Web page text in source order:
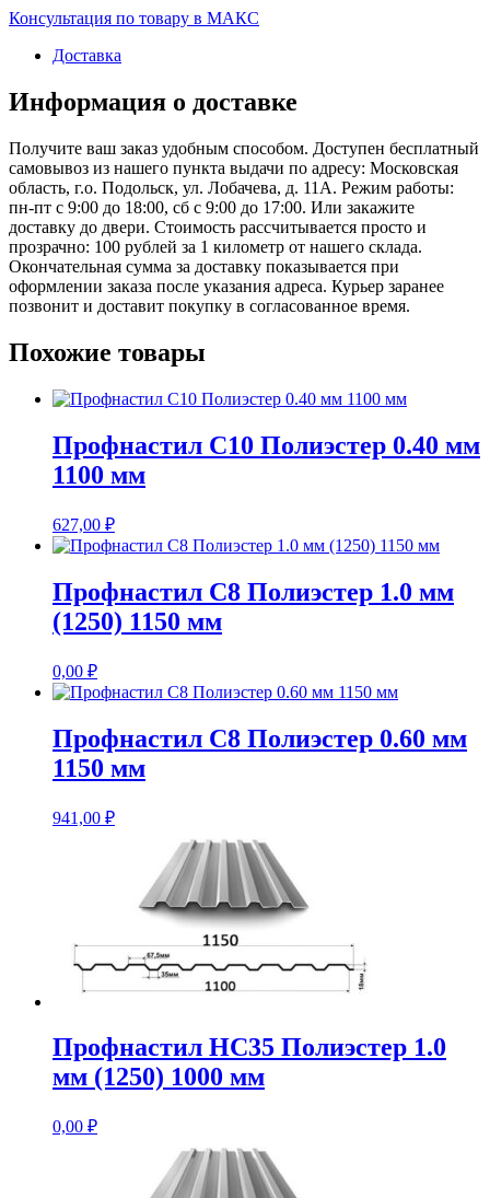
Консультация по товару в МАКС
Доставка
Информация о доставке
Получите ваш заказ удобным способом. Доступен бесплатный
самовывоз из нашего пункта выдачи по адресу: Московская
область, г.о. Подольск, ул. Лобачева, д. 11А. Режим работы:
пн-пт с 9:00 до 18:00, сб с 9:00 до 17:00. Или закажите
доставку до двери. Стоимость рассчитывается просто и
прозрачно: 100 рублей за 1 километр от нашего склада.
Окончательная сумма за доставку показывается при
оформлении заказа после указания адреса. Курьер заранее
позвонит и доставит покупку в согласованное время.
Похожие товары
Профнастил С10 Полиэстер 0.40 мм
1100 мм
627,00 ₽
Профнастил С8 Полиэстер 1.0 мм
(1250) 1150 мм
0,00 ₽
Профнастил С8 Полиэстер 0.60 мм
1150 мм
941,00 ₽
Профнастил НС35 Полиэстер 1.0
мм (1250) 1000 мм
0,00 ₽